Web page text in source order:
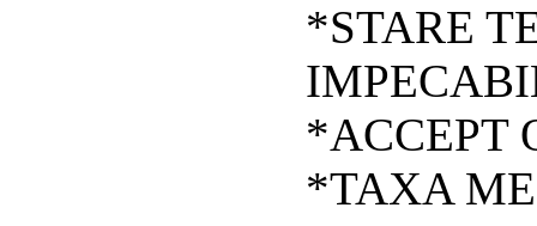
*STARE
*ACCEPT
*TAXA